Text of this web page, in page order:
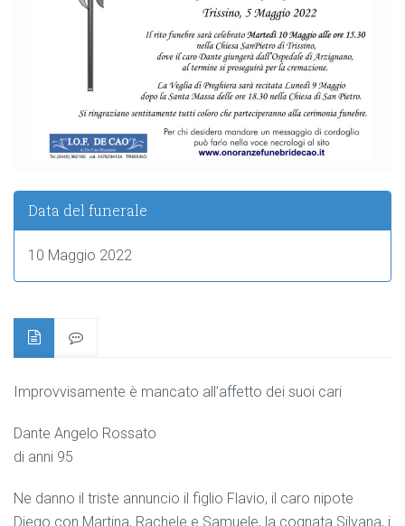
Data del funerale
10 Maggio 2022
Improvvisamente è mancato all’affetto dei suoi cari
Dante Angelo Rossato
di anni 95
Ne danno il triste annuncio il figlio Flavio, il caro nipote
Diego con Martina, Rachele e Samuele, la cognata Silvana, i